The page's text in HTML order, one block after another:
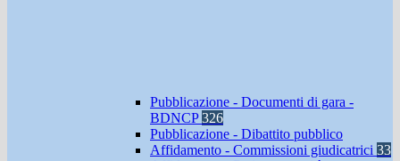
Pubblicazione - Documenti di gara -
BDNCP326
Pubblicazione - Dibattito pubblico
Affidamento - Commissioni giudicatrici 33